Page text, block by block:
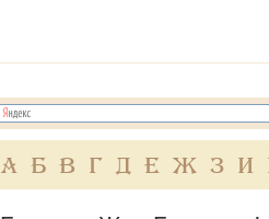
А Б В Г Д Е Ж З И